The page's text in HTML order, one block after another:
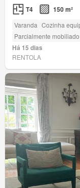
T4 150 m²
Varanda Cozinha
Parcialmente mobiliado
Há 15 dias
RENTOLA